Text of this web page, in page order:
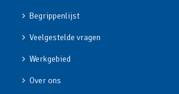
Begrippenlijst
Veelgestelde vragen
Werkgebied
Over ons